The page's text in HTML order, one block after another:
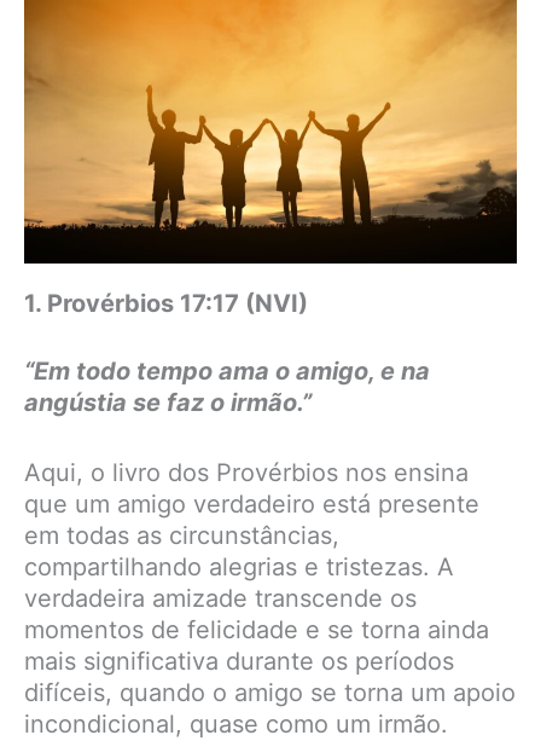
1. Provérbios 17:17 (NVI)
“Em todo tempo ama o amigo, e na
angústia se faz o irmão.”
Aqui, o livro dos Provérbios nos ensina
que um amigo verdadeiro está presente
em todas as circunstâncias,
compartilhando alegrias e tristezas. A
verdadeira amizade transcende os
momentos de felicidade e se torna ainda
mais significativa durante os períodos
difíceis, quando o amigo se torna um apoio
incondicional, quase como um irmão.